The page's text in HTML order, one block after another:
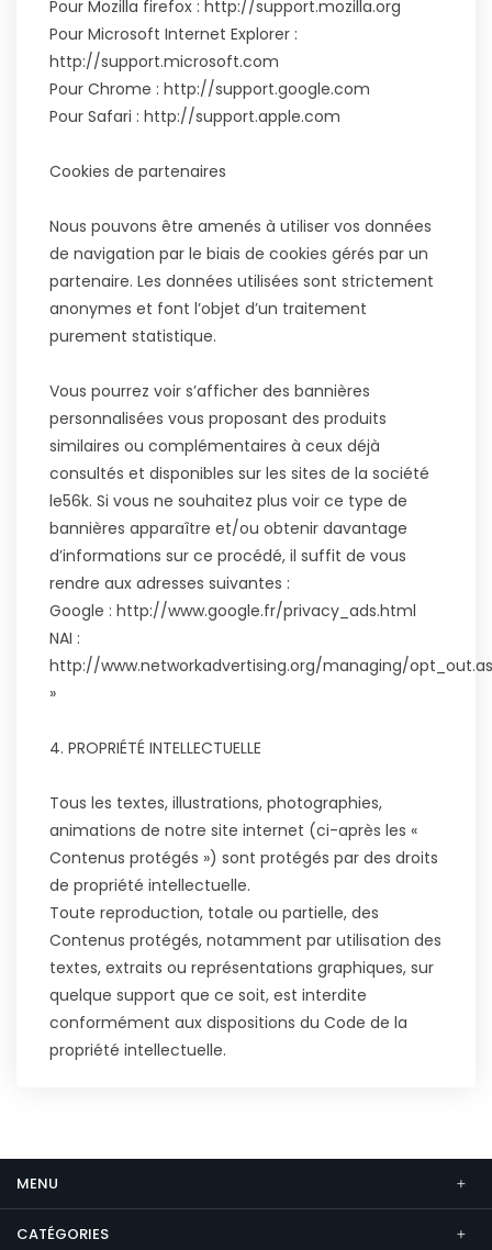
Pour Mozilla firefox : http://support.mozilla.org
Pour Microsoft Internet Explorer :
http://support.microsoft.com
Pour Chrome : http://support.google.com
Pour Safari : http://support.apple.com
Cookies de partenaires
Nous pouvons être amenés à utiliser vos données
de navigation par le biais de cookies gérés par un
partenaire. Les données utilisées sont strictement
anonymes et font l’objet d’un traitement
purement statistique.
Vous pourrez voir s’afficher des bannières
personnalisées vous proposant des produits
similaires ou complémentaires à ceux déjà
consultés et disponibles sur les sites de la société
le56k. Si vous ne souhaitez plus voir ce type de
bannières apparaître et/ou obtenir davantage
d’informations sur ce procédé, il suffit de vous
rendre aux adresses suivantes :
Google : http://www.google.fr/privacy_ads.html
NAI :
http://www.networkadvertising.org/managing/
»
4. PROPRIÉTÉ INTELLECTUELLE
Tous les textes, illustrations, photographies,
animations de notre site internet (ci-après les «
Contenus protégés ») sont protégés par des droits
de propriété intellectuelle.
Toute reproduction, totale ou partielle, des
Contenus protégés, notamment par utilisation des
textes, extraits ou représentations graphiques, sur
quelque support que ce soit, est interdite
conformément aux dispositions du Code de la
propriété intellectuelle.
MENU
CATÉGORIES